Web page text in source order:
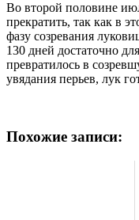
Во второй половине
прекратить, так как в
фазу созревания
130 дней достаточно
превратилось в
увядания перьев, лук
Похожие записи: